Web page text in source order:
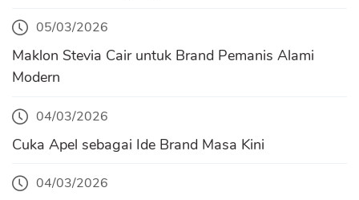
05/03/2026
Maklon Stevia Cair untuk Brand Pemanis Alami
Modern
04/03/2026
Cuka Apel sebagai Ide Brand Masa Kini
04/03/2026